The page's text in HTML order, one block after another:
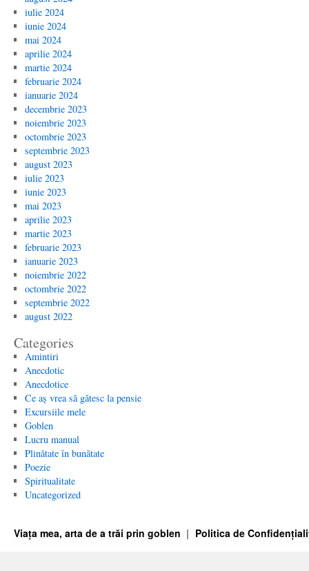
iulie 2024
iunie 2024
mai 2024
aprilie 2024
martie 2024
februarie 2024
ianuarie 2024
decembrie 2023
noiembrie 2023
octombrie 2023
septembrie 2023
august 2023
iulie 2023
iunie 2023
mai 2023
aprilie 2023
martie 2023
februarie 2023
ianuarie 2023
noiembrie 2022
octombrie 2022
septembrie 2022
august 2022
Categories
Amintiri
Anecdotic
Anecdotice
Ce aș vrea să gătesc la pensie
Excursiile mele
Goblen
Lucru manual
Plinătate în bunătate
Poezie
Spiritualitate
Uncategorized
Viața mea, arta de a trăi prin goblen Politica de